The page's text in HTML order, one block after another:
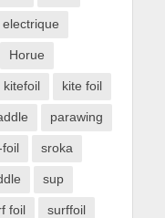
electrique
Horue
kitefoil kite foil
parawing
foil sroka
sup
foil surffoil